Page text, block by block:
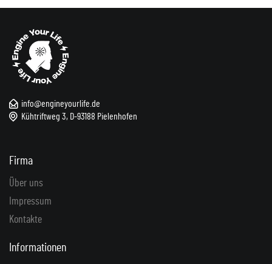
info@engineyourlife.de
Kühtriftweg 3, D-93188 Pielenhofen
Firma
Über uns
Impressum
Kontakte
Informationen